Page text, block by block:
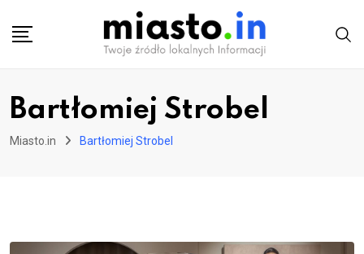
Bartłomiej Strobel
Miasto.in Bartłomiej Strobel